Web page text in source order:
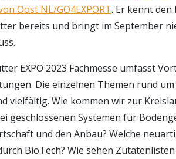
Oost NL/GO4EXPORT. Er kennt den
bereits und bringt im September
EXPO 2023 Fachmesse umfasst
Die einzelnen Themen rund
vielfältig. Wie kommen wir zur
geschlossenen Systemen für
und den Anbau? Welche
BioTech? Wie sehen